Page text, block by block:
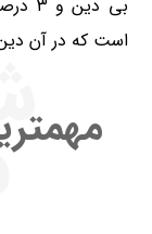
بی
است که در آن